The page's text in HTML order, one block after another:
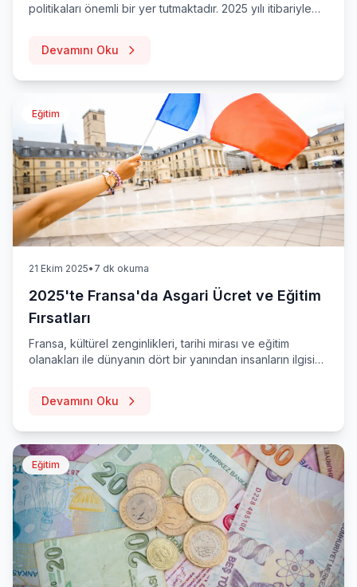
politikaları önemli bir yer tutmaktadır. 2025 yılı itibariyle
Devamını Oku
Eğitim
21 Ekim 2025• 7 dk okuma
2025'te Fransa'da Asgari Ücret ve Eğitim
Fırsatları
Fransa, kültürel zenginlikleri, tarihi mirası ve eğitim
olanakları ile dünyanın dört bir yanından insanların ilgisini
Devamını Oku
Eğitim